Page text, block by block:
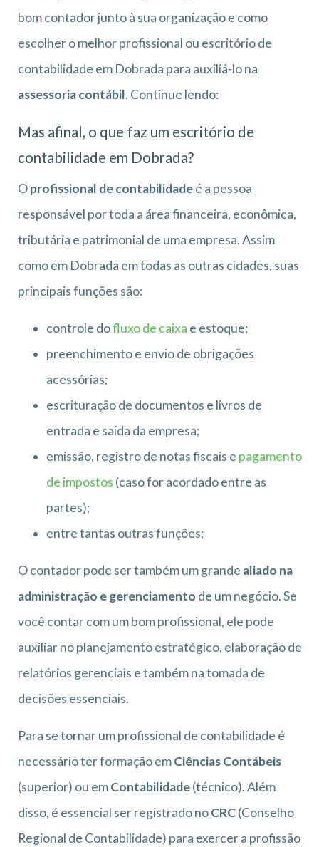
bom contador junto à sua organização e como
escolher o melhor profissional ou escritório de
contabilidade em Dobrada para auxiliá-lo na
assessoria contábil. Continue lendo:
Mas afinal, o que faz um escritório de
contabilidade em Dobrada?
Oprofissional de contabilidadeé a pessoa
responsável por toda a área financeira, econômica,
tributária e patrimonial de uma empresa. Assim
como em Dobrada em todas as outras cidades, suas
principais funções são:
controle dofluxo de caixa e estoque;
preenchimento e envio de obrigações
acessórias;
escrituração de documentos e livros de
entrada e saída da empresa;
emissão, registro de notas fiscais e pagamento
de impostos (caso for acordado entre as
partes);
entre tantas outras funções;
O contador pode ser também um grande aliado na
administração e gerenciamento de um negócio. Se
você contar com um bom profissional, ele pode
auxiliar no planejamento estratégico, elaboração de
relatórios gerenciais e também na tomada de
decisões essenciais.
Para se tornar um profissional de contabilidade é
necessário ter formação emCiências Contábeis
(superior) ou emContabilidade(técnico). Além
disso, é essencial ser registrado noCRC(Conselho
Regional de Contabilidade) para exercer a profissão